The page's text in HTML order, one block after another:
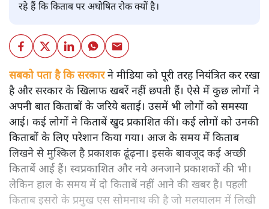
रहे हैं कि किताब पर अघोषित रोक क्यों है।
सबको पता है कि सरकारने मीडिया को पूरी तरह नियंत्रित कर रखा
है और सरकार के खिलाफ खबरें नहीं छपती हैं। ऐसे में कुछ लोगों ने
अपनी बात किताबों के जरिये बताई। उसमें भी लोगों को समस्या
आई। कई लोगों ने किताबें खुद प्रकाशित कीं। कई लोगों को उनकी
किताबों के लिए परेशान किया गया। आज के समय में किताब
लिखने से मुश्किल है प्रकाशक ढूंढ़ना। इसके बावजूद कई अच्छी
किताबें आई हैं। स्वप्रकाशित और नये अनजाने प्रकाशकों की भी।
लेकिन हाल के समय में दो किताबें नहीं आने की खबर है। पहली
किताब इसरो के प्रमुख एस सोमनाथ की है जो मलयालम में लिखी